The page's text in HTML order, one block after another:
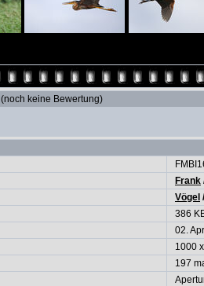
(noch keine Bewertung)
Frank
Vögel
386
02.
1000
197